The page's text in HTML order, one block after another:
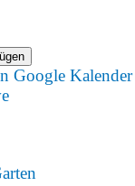
Google Kalender